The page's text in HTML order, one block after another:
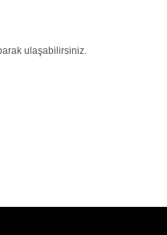
ulaşabilirsiniz.